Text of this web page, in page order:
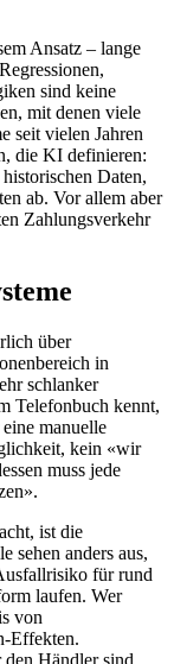
Ansatz – lange
sind keine
mit denen viele
seit vielen Jahren
die KI definieren:
Daten,
ab. Vor allem aber
Zahlungsverkehr
über
in
schlanker
Telefonbuch kennt,
manuelle
kein «wir
muss jede
ist die
sehen anders aus,
für rund
laufen. Wer
von
Effekten.